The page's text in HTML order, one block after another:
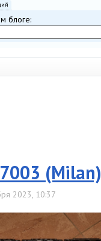
блоге:
7003 (Milan)
2023, 10:37